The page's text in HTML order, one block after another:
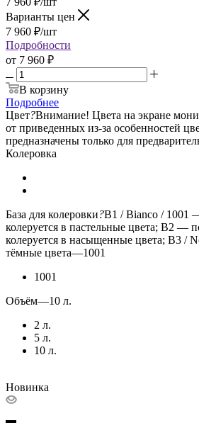
Варианты цен
7 960 ₽/шт
Подробности
от 7 960 ₽
В корзину
Подробнее
Цвет?Внимание! Цвета на экране
от приведенных из-за особенностей
предназначены только для
Колеровка
База для колеровки?B1 / Bianco / 1001
колеруется в пастельные цвета; B2 —
колеруется в насыщенные цвета; B3 /
тёмные цвета—1001
1001
Объём—10 л.
2 л.
5 л.
10 л.
Новинка